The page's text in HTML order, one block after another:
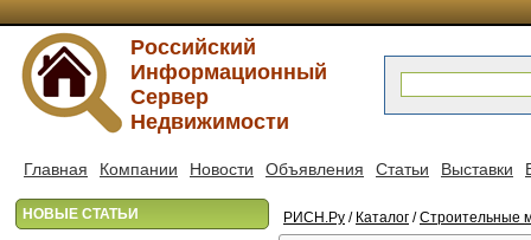
Российский
Информационный
Сервер
Недвижимости
Главная Компании Новости Объявления Статьи Выставки
НОВЫЕ СТАТЬИ РИСН.Ру / Каталог /Строительные